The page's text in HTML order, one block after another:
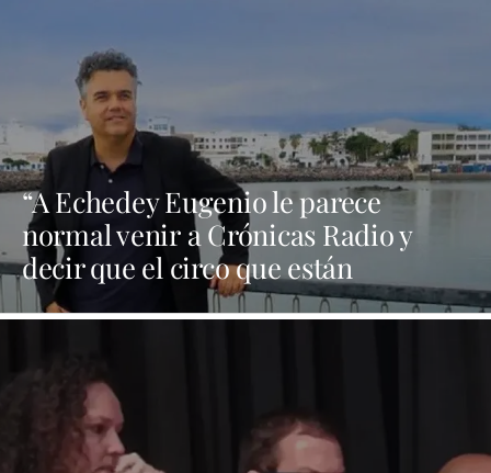
“A Echedey Eugenio le parece
normal venir a Crónicas Radio y
decir que el circo que están
montando en el solar de Ginory no